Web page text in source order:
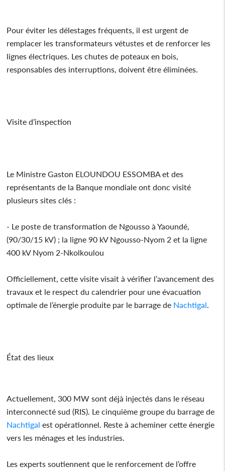
Pour éviter les délestages fréquents, il est urgent de
remplacer les transformateurs vétustes et de renforcer les
lignes électriques. Les chutes de poteaux en bois,
responsables des interruptions, doivent être éliminées.
Visite d’inspection
Le Ministre Gaston ELOUNDOU ESSOMBA et des
représentants de la Banque mondiale ont donc visité
plusieurs sites clés :
- Le poste de transformation de Ngousso à Yaoundé,
(90/30/15 kV) ; la ligne 90 kV Ngousso-Nyom 2 et la ligne
400 kV Nyom 2-Nkolkoulou
Officiellement, cette visite visait à vérifier l’avancement des
travaux et le respect du calendrier pour une évacuation
optimale de l’énergie produite par le barrage de Nachtigal
État des lieux
Actuellement, 300 MW sont déjà injectés dans le réseau
interconnecté sud (RIS). Le cinquième groupe du barrage de
Nachtigal est opérationnel. Reste à acheminer cette énergie
vers les ménages et les industries.
Les experts soutiennent que le renforcement de l’offre